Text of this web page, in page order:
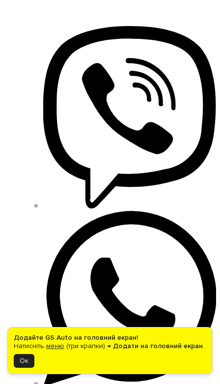
Додайте GS Auto на головний екран!
Натисніть меню (три крапки) → Додати на головний екран.
Ок